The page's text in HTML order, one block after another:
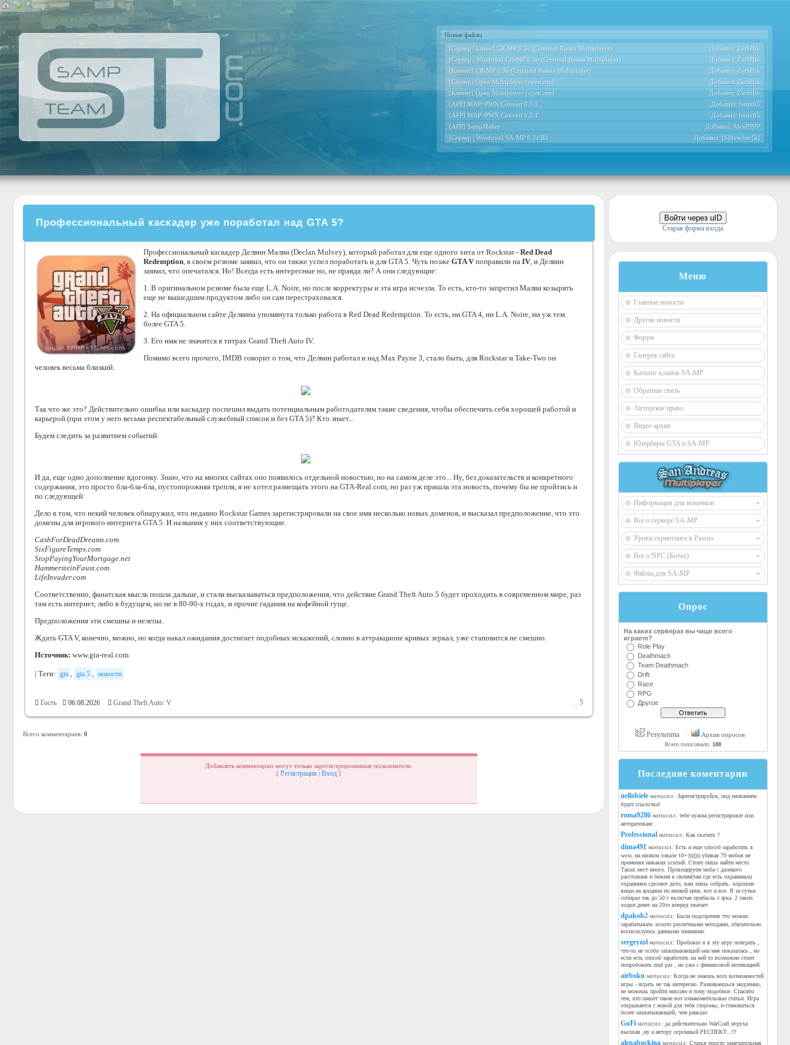
Новые файлы
[Сервер | Linux] CR-MP 0.3e (Criminal Russia Multiplayer)
Добавил: ZioSHik
[Сервер | Windows] CR-MP 0.3e (Criminal Russia Multiplayer)
Добавил: ZioSHik
[Клиент] CR-MP 0.3e (Criminal Russia Multiplayer)
Добавил: ZioSHik
[Сервер] Open Multiplayer (open.mp)
Добавил: ZioSHik
[Клиент] Open Multiplayer (open.mp)
Добавил: ZioSHik
[APP] MAP=PWN Convert 0.3.2
Добавил: fenix05
[APP] MAP=PWN Convert 0.3.1
Добавил: fenix05
[APP] SampMaker
Добавил: AlexPPPP
[Сервер | Windows] SA-MP 0.3z R4
Добавил: [S]ilverbac[k]
Профессиональный каскадер уже поработал над GTA 5?
Профессиональный каскадер Делвин Малви (Declan Mulvey), который работал для еще одного хита от Rockstar - Red Dead
Redemption, в своем резюме заявил, что он также успел поработать и для GTA 5. Чуть позже GTA Vпоправили на IV, и Делвин
заявил, что опечатался. Но! Всегда есть интересные но, не правда ли? А они следующие:
1. В оригинальном резюме была еще L.A. Noire, но после корректуры и эта игра исчезла. То есть, кто-то запретил Малви козырять
еще не вышедшим продуктом либо он сам перестраховался.
2. На официальном сайте Делвина упомянута только работа в Red Dead Redemption. То есть, ни GTA 4, ни L.A. Noire, ни уж тем
более GTA 5.
3. Его имя не значится в титрах Grand Theft Auto IV.
Помимо всего прочего, IMDB говорит о том, что Делвин работал и над Max Payne 3, стало быть, для Rockstar и Take-Two он
человек весьма близкий.
Так что же это? Действительно ошибка или каскадер поспешил выдать потенциальным работодателям такие сведения, чтобы обеспечить себя хорошей работой и
карьерой (при этом у него весьма респектабельный служебный список и без GTA 5)? Кто знает...
Будем следить за развитием событий.
И да, еще одно дополнение вдогонку. Знаю, что на многих сайтах оно появилось отдельной новостью, но на самом деле это... Ну, без доказательств и конкретного
содержания, это просто бла-бла-бла, пустопорожняя трепля, я не хотел размещать этого на GTA-Real.com, но раз уж пришла эта новость, почему бы не пройтись и
по следующей:
Дело в том, что некий человек обнаружил, что недавно Rockstar Games зарегистрировали на свое имя несколько новых доменов, и высказал предположение, что это
домены для игрового интернета GTA 5. И названия у них соответствующие.
CashForDeadDreams.com
SixFigureTemps.com
StopPayingYourMortgage.net
HammersteinFaust.com
LifeInvader.com
Соответственно, фанатская мысль пошла дальше, и стали высказываться предположения, что действие Grand Theft Auto 5 будет проходить в современном мире, раз
там есть интернет, либо в будущем, но не в 80-90-х годах, и прочие гадания на кофейной гуще.
Предположения эти смешны и нелепы.
Ждать GTA V, конечно, можно, но когда накал ожидания достигает подобных искажений, словно в аттракционе кривых зеркал, уже становится не смешно.
Источник: www.gta-real.com
| Теги: gta , gta 5 , новости
Гость 06.08.2026 Grand Theft Auto: V 5
Всего комментариев: 0
Добавлять комментарии могут только зарегистрированные пользователи.
[ Регистрация | Вход ]
Войти через uID
Старая форма входа
Меню
Главные новости
Другие новости
Форум
Галерея сайта
Каталог кланов SA-MP
Обратная связь
Авторское право
Видео архив
Юзербары GTA и SA-MP
Информация для новичков
Все о сервере SA-MP
Уроки скриптинга в Pawno
Все о NPC (Ботах)
Файлы для SA-MP
Опрос
На каких серверах вы чаще всего
играете?
Role Play
Deathmach
Team Deathmach
Drift
Race
RPG
Другое
Результаты · Архив опросов
Всего голосовало: 188
Последние коментарии
nellobiele написал: Зарегистрируйся, под названием
будет ссылочка!
roma9286 написал: тебе нужна регистрироват или
авторизоваис
Professional написал: Как скачать ?
dima491 написал: Есть и еще способ заработать в
wow, на низком лэвале 10+))))))) убивая 70 мобов не
применяя никаких усилий. Стоит лишь найти место.
Таких мест много. Провоцируем моба с далекого
расстояния и бежим к своим(там где есть охранники)
охранники сделают дело, вам лишь собрать. хорошие
вещи на аукцион по низкой цене, вот и все. Я за сутки
собирал так до 50 г включая прибыль с аука. 2 таких
ходки денег на 20лэ вперед хватает
dpakoh2 написал: Были подозрения что можно
зарабатывать золото различными методами, обязательно
воспользуюсь данными знаниями.
sergeyzol написал: Пробовал я в эту игру поиграть ,
что-то не особо захватывающей она мне показалась , но
если есть способ заработать на ней то возможно стоит
попробовать ещё раз , но уже с финансовой мотивацией.
airbokn написал: Когда не знаешь всех возможностей
игры - играть не так интересно. Развиваешься медленно,
не можешь пройти миссию и тому подобное. Спасибо
тем, кто пишет такие вот ознакомительные статьи. Игра
открывается с новой для тебя стороны, и становиться
более захватывающей, чем раньше.
GuFi написал: да действительно WarCraft игруха
высшая ,ну а автору огромный РЕСПЕКТ...!!!
alenabockina написал: Статья просто замечательная